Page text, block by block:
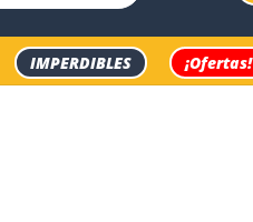
IMPERDIBLES ¡Ofertas!